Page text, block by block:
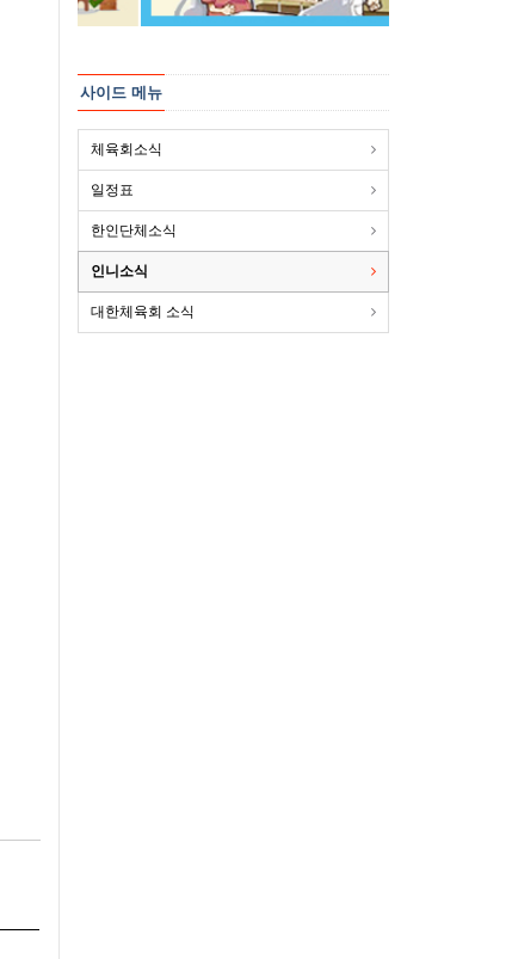
사이드 메뉴
체육회소식
일정표
한인단체소식
인니소식
대한체육회 소식